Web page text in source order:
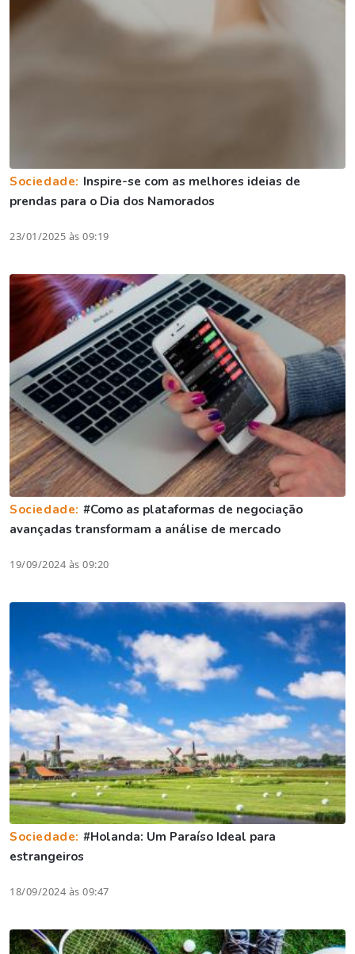
Sociedade: Inspire-se com as melhores ideias de
prendas para o Dia dos Namorados
23/01/2025 às 09:19
Sociedade: #Como as plataformas de negociação
avançadas transformam a análise de mercado
19/09/2024 às 09:20
Sociedade: #Holanda: Um Paraíso Ideal para
estrangeiros
18/09/2024 às 09:47